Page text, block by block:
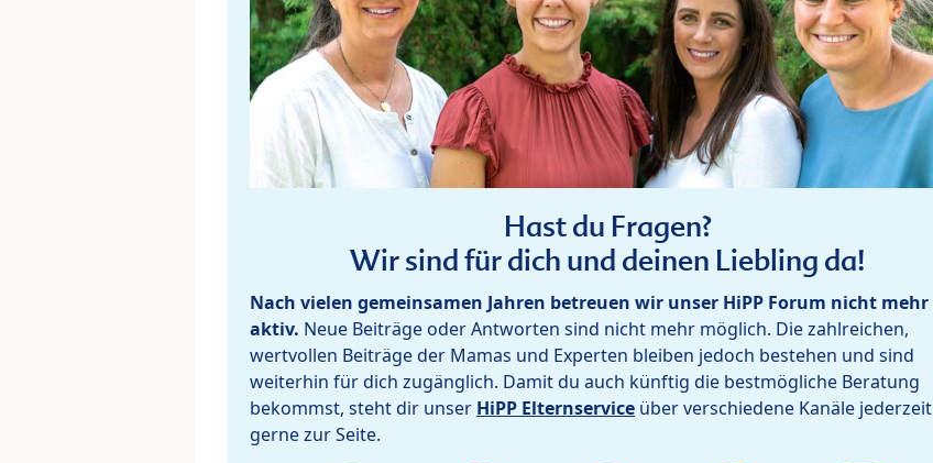
Hast du Fragen?
Wir sind für dich und deinen Liebling da!
Nach vielen gemeinsamen Jahren betreuen wir unser HiPP Forum nicht mehr
aktiv. Neue Beiträge oder Antworten sind nicht mehr möglich. Die zahlreichen,
wertvollen Beiträge der Mamas und Experten bleiben jedoch bestehen und sind
weiterhin für dich zugänglich. Damit du auch künftig die bestmögliche Beratung
bekommst, steht dir unser HiPP Elternservice über verschiedene Kanäle jederzeit
gerne zur Seite.